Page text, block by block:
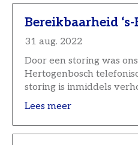
Bereikbaarheid
31 aug. 2022
Door een storing was
Hertogenbosch
storing is inmiddels
Lees meer